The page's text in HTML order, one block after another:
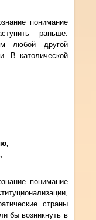
понимание
раньше.
любой другой
В католической
понимание
страны
бы возникнуть в